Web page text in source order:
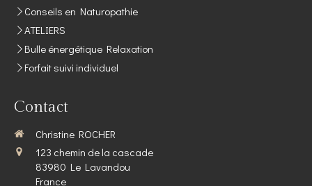
Conseils en Naturopathie
ATELIERS
Bulle énergétique Relaxation
Forfait suivi individuel
Contact
Christine ROCHER
123 chemin de la cascade
83980 Le Lavandou
France